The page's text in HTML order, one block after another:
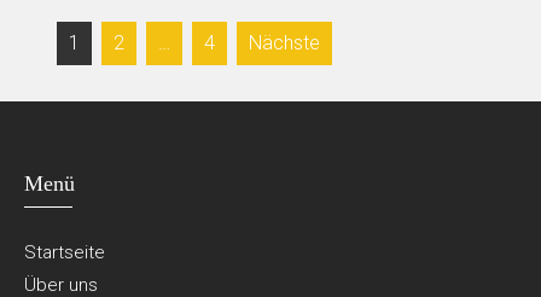
Seitennummerierung
der
Beiträge
1 2 … 4 Nächste
Menü
Startseite
Über uns